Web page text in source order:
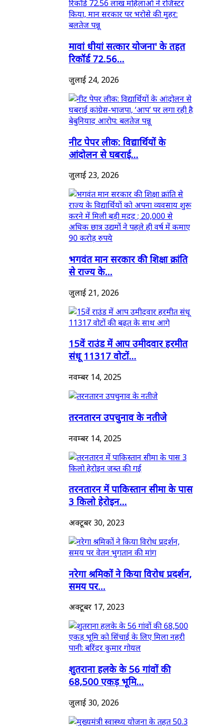
मावां धीयां सत्कार योजना' के तहत
रिकॉर्ड 72.56...
जुलाई 24, 2026
नीट पेपर लीक: विद्यार्थियों के
आंदोलन से घबराई...
जुलाई 23, 2026
भगवंत मान सरकार की शिक्षा क्रांति
से राज्य के...
जुलाई 21, 2026
15वें राउंड में आप उमीदवार हरमीत
संधू 11317 वोटों...
नवम्बर 14, 2025
तरनतारन उपचुनाव के नतीजे
नवम्बर 14, 2025
तरनतारन में पाकिस्तान सीमा के पास
3 किलो हेरोइन...
अक्टूबर 30, 2023
नरेगा श्रमिकों ने किया विरोध प्रदर्शन,
समय पर...
अक्टूबर 17, 2023
शुतराना हलके के 56 गांवों की
68,500 एकड़ भूमि...
जुलाई 30, 2026